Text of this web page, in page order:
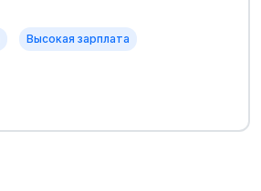
Высокая зарплата